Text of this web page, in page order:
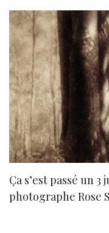
Ça s’est passé un
photographe Rose